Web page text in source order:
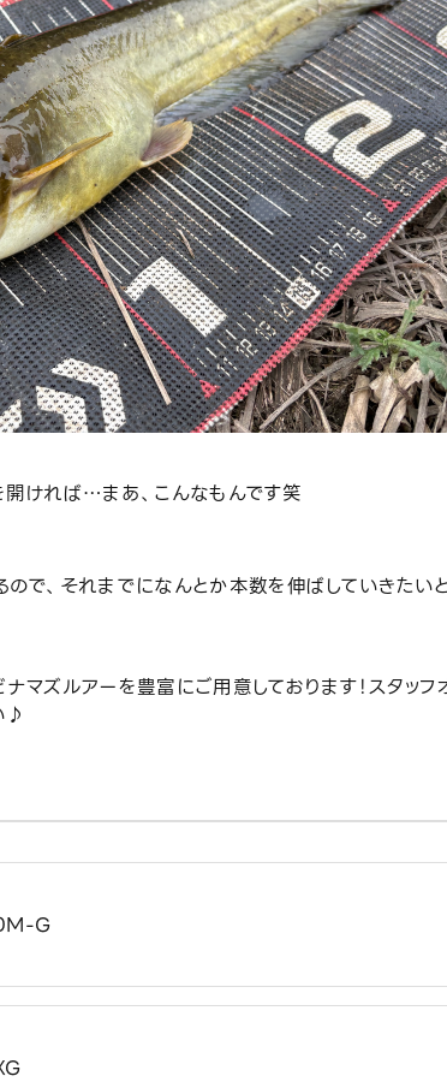
ければ…まあ、こんなもんです笑
で、それまでになんとか本数を伸ばしていきたい
マズルアーを豊富にご用意しております！スタッフ
♪
G